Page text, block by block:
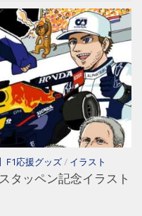
F1応援グッズ / イラスト
タッペン記念イラスト